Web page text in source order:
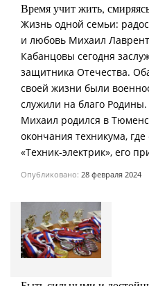
Время учит жить,
Жизнь одной семьи:
и любовь Михаил
Кабанцовы сегодня
защитника Отечества.
своей жизни были
служили на благо
Михаил родился в
окончания техникума,
«Техник-электрик», его
Опубликовано: 28 февраля 2024